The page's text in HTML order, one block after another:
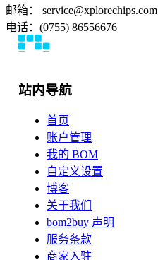
邮箱： service@xplorechips.com
电话：(0755) 86556676
站内导航
首页
账户管理
我的 BOM
自定义设置
博客
关于我们
bom2buy 声明
服务条款
商家入驻